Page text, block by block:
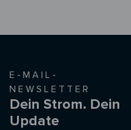
E-MAIL-
NEWSLETTER
Dein Strom. Dein
Update